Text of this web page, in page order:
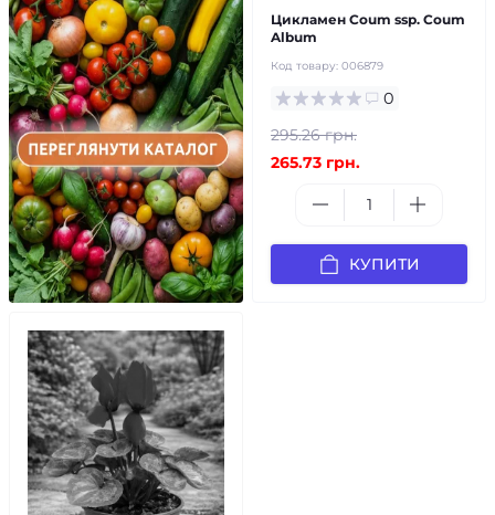
Цикламен Сoum ssp. Сoum
Album
Код товару: 006879
0
295.26 грн.
265.73 грн.
КУПИТИ